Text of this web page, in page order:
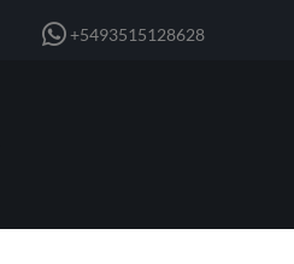
+5493515128628